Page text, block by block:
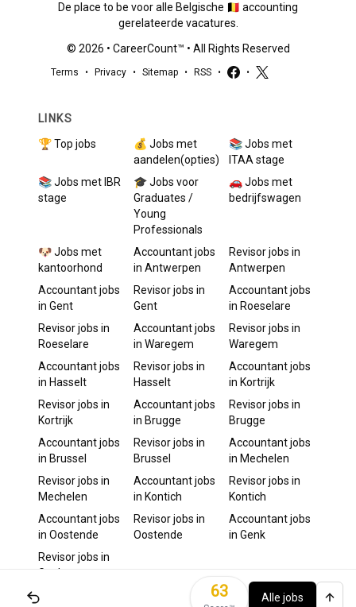
63 Alle jobs
De place to be voor alle Belgische 🇧🇪 accounting
gerelateerde vacatures.
© 2026 • CareerCount™ • All Rights Reserved
Terms • Privacy • Sitemap • RSS • •
LINKS
🏆 Top jobs
💰 Jobs met
aandelen(opties)
📚 Jobs met
ITAA stage
📚 Jobs met IBR
stage
🎓 Jobs voor
Graduates /
Young
Professionals
🚗 Jobs met
bedrijfswagen
🐶 Jobs met
kantoorhond
Accountantjobs
in Antwerpen
Revisorjobs in
Antwerpen
Accountantjobs
in Gent
Revisorjobs in
Gent
Accountantjobs
in Roeselare
Revisorjobs in
Roeselare
Accountantjobs
in Waregem
Revisorjobs in
Waregem
Accountantjobs
in Hasselt
Revisorjobs in
Hasselt
Accountantjobs
in Kortrijk
Revisorjobs in
Kortrijk
Accountantjobs
in Brugge
Revisorjobs in
Brugge
Accountantjobs
in Brussel
Revisorjobs in
Brussel
Accountantjobs
in Mechelen
Revisorjobs in
Mechelen
Accountantjobs
in Kontich
Revisorjobs in
Kontich
Accountantjobs
in Oostende
Revisorjobs in
Oostende
Accountantjobs
in Genk
Revisorjobs in
Genk